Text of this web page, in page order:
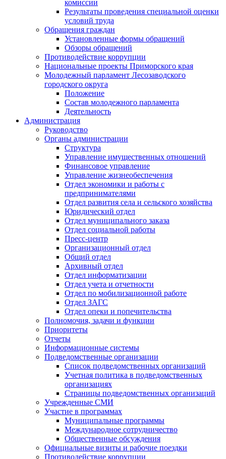
комиссии
Результаты проведения специальной оценки
условий труда
Обращения граждан
Установленные формы обращений
Обзоры обращений
Противодействие коррупции
Национальные проекты Приморского края
Молодежный парламент Лесозаводского
городского округа
Положение
Состав молодежного парламента
Деятельность
Администрация
Руководство
Органы администрации
Структура
Управление имущественных отношений
Финансовое управление
Управление жизнеобеспечения
Отдел экономики и работы с
предпринимателями
Отдел развития села и сельского хозяйства
Юридический отдел
Отдел муниципального заказа
Отдел социальной работы
Пресс-центр
Организационный отдел
Общий отдел
Архивный отдел
Отдел информатизации
Отдел учета и отчетности
Отдел по мобилизационной работе
Отдел ЗАГС
Отдел опеки и попечительства
Полномочия, задачи и функции
Приоритеты
Отчеты
Информационные системы
Подведомственные организации
Список подведомственных организаций
Учетная политика в подведомственных
организациях
Страницы подведомственных организаций
Учрежденные СМИ
Участие в программах
Муниципальные программы
Международное сотрудничество
Общественные обсуждения
Официальные визиты и рабочие поездки
Противодействие коррупции